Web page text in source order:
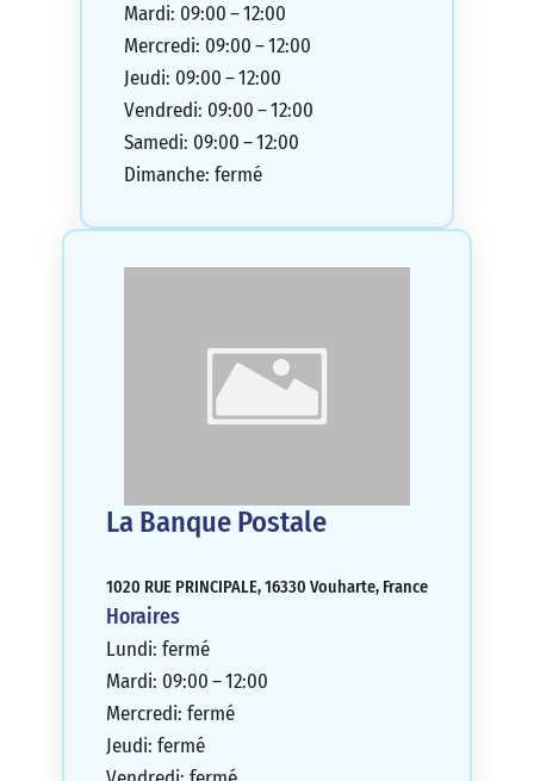
Mardi: 09:00 – 12:00
Mercredi: 09:00 – 12:00
Jeudi: 09:00 – 12:00
Vendredi: 09:00 – 12:00
Samedi: 09:00 – 12:00
Dimanche: fermé
La Banque Postale
1020 RUE PRINCIPALE, 16330 Vouharte, France
Horaires
Lundi: fermé
Mardi: 09:00 – 12:00
Mercredi: fermé
Jeudi: fermé